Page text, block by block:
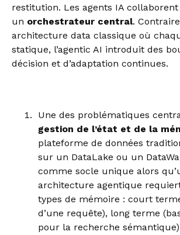
restitution. Les agents IA
un orchestrateur central.
architecture data classique où
statique, l’agentic AI introduit des
décision et d’adaptation continues.
Une des problématiques
gestion de l’état et de la
plateforme de données
sur un DataLake ou un
comme socle unique alors
architecture agentique
types de mémoire : court
d’une requête), long terme
pour la recherche